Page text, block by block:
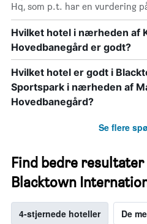
Hq, som p.t. har en vurdering
Hvilket hotel i nærheden af
Hovedbanegård er godt?
Hvilket hotel er godt i
Sportspark i nærheden af
Hovedbanegård?
Se flere
Find bedre
Blacktown
4-stjernede hoteller De